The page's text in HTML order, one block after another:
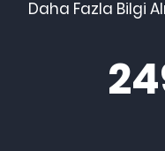
Daha Fazla Bilgi